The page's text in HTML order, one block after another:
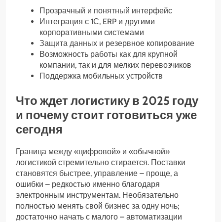
Прозрачный и понятный интерфейс
Интеграция с 1С, ERP и другими
корпоративными системами
Защита данных и резервное копирование
Возможность работы как для крупной
компании, так и для мелких перевозчиков
Поддержка мобильных устройств
Что ждет логистику в 2025 году
и почему стоит готовиться уже
сегодня
Граница между «цифровой» и «обычной»
логистикой стремительно стирается. Поставки
становятся быстрее, управление – проще, а
ошибки – редкостью именно благодаря
электронным инструментам. Необязательно
полностью менять свой бизнес за одну ночь;
достаточно начать с малого – автоматизации